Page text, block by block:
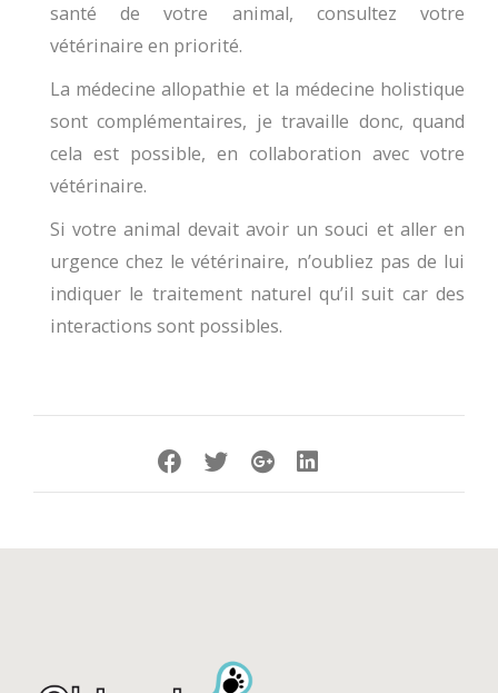
santé de votre animal, consultez votre
vétérinaire en priorité.
La médecine allopathie et la médecine holistique
sont complémentaires, je travaille donc, quand
cela est possible, en collaboration avec votre
vétérinaire.
Si votre animal devait avoir un souci et aller en
urgence chez le vétérinaire, n’oubliez pas de lui
indiquer le traitement naturel qu’il suit car des
interactions sont possibles.